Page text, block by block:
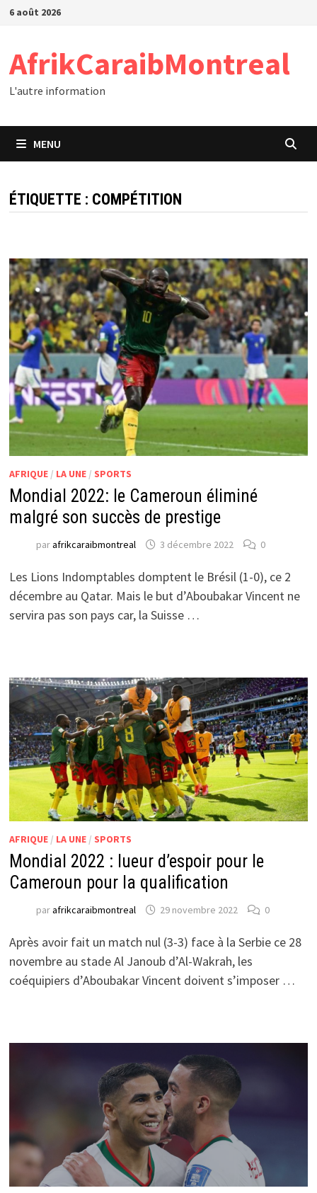
Passer
6 août 2026
AfrikCaraibMontreal
L'autre information
MENU
ÉTIQUETTE : COMPÉTITION
AFRIQUE/ LA UNE/ SPORTS
Mondial 2022: le Cameroun éliminé
malgré son succès de prestige
parafrikcaraibmontreal 3 décembre 2022 0
Les Lions Indomptables domptent le Brésil (1-0), ce 2
décembre au Qatar. Mais le but d’Aboubakar Vincent ne
servira pas son pays car, la Suisse …
AFRIQUE/ LA UNE/ SPORTS
Mondial 2022 : lueur d’espoir pour le
Cameroun pour la qualification
parafrikcaraibmontreal 29 novembre 2022 0
Après avoir fait un match nul (3-3) face à la Serbie ce 28
novembre au stade Al Janoub d’Al-Wakrah, les
coéquipiers d’Aboubakar Vincent doivent s’imposer …